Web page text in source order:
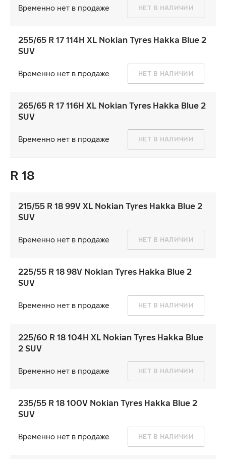
Временно нет в продаже НЕТ В НАЛИЧИИ
255/65 R 17 114H XL Nokian Tyres Hakka Blue 2
SUV
Временно нет в продаже НЕТ В НАЛИЧИИ
265/65 R 17 116H XL Nokian Tyres Hakka Blue 2
SUV
Временно нет в продаже НЕТ В НАЛИЧИИ
R 18
215/55 R 18 99V XL Nokian Tyres Hakka Blue 2
SUV
Временно нет в продаже НЕТ В НАЛИЧИИ
225/55 R 18 98V Nokian Tyres Hakka Blue 2
SUV
Временно нет в продаже НЕТ В НАЛИЧИИ
225/60 R 18 104H XL Nokian Tyres Hakka Blue
2 SUV
Временно нет в продаже НЕТ В НАЛИЧИИ
235/55 R 18 100V Nokian Tyres Hakka Blue 2
SUV
Временно нет в продаже НЕТ В НАЛИЧИИ